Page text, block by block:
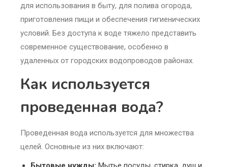
для использования в быту, для полива огорода,
приготовления пищи и обеспечения гигиенических
условий. Без доступа к воде тяжело представить
современное существование, особенно в
удаленных от городских водопроводов районах.
Как используется
проведенная вода?
Проведенная вода используется для множества
целей. Основные из них включают: